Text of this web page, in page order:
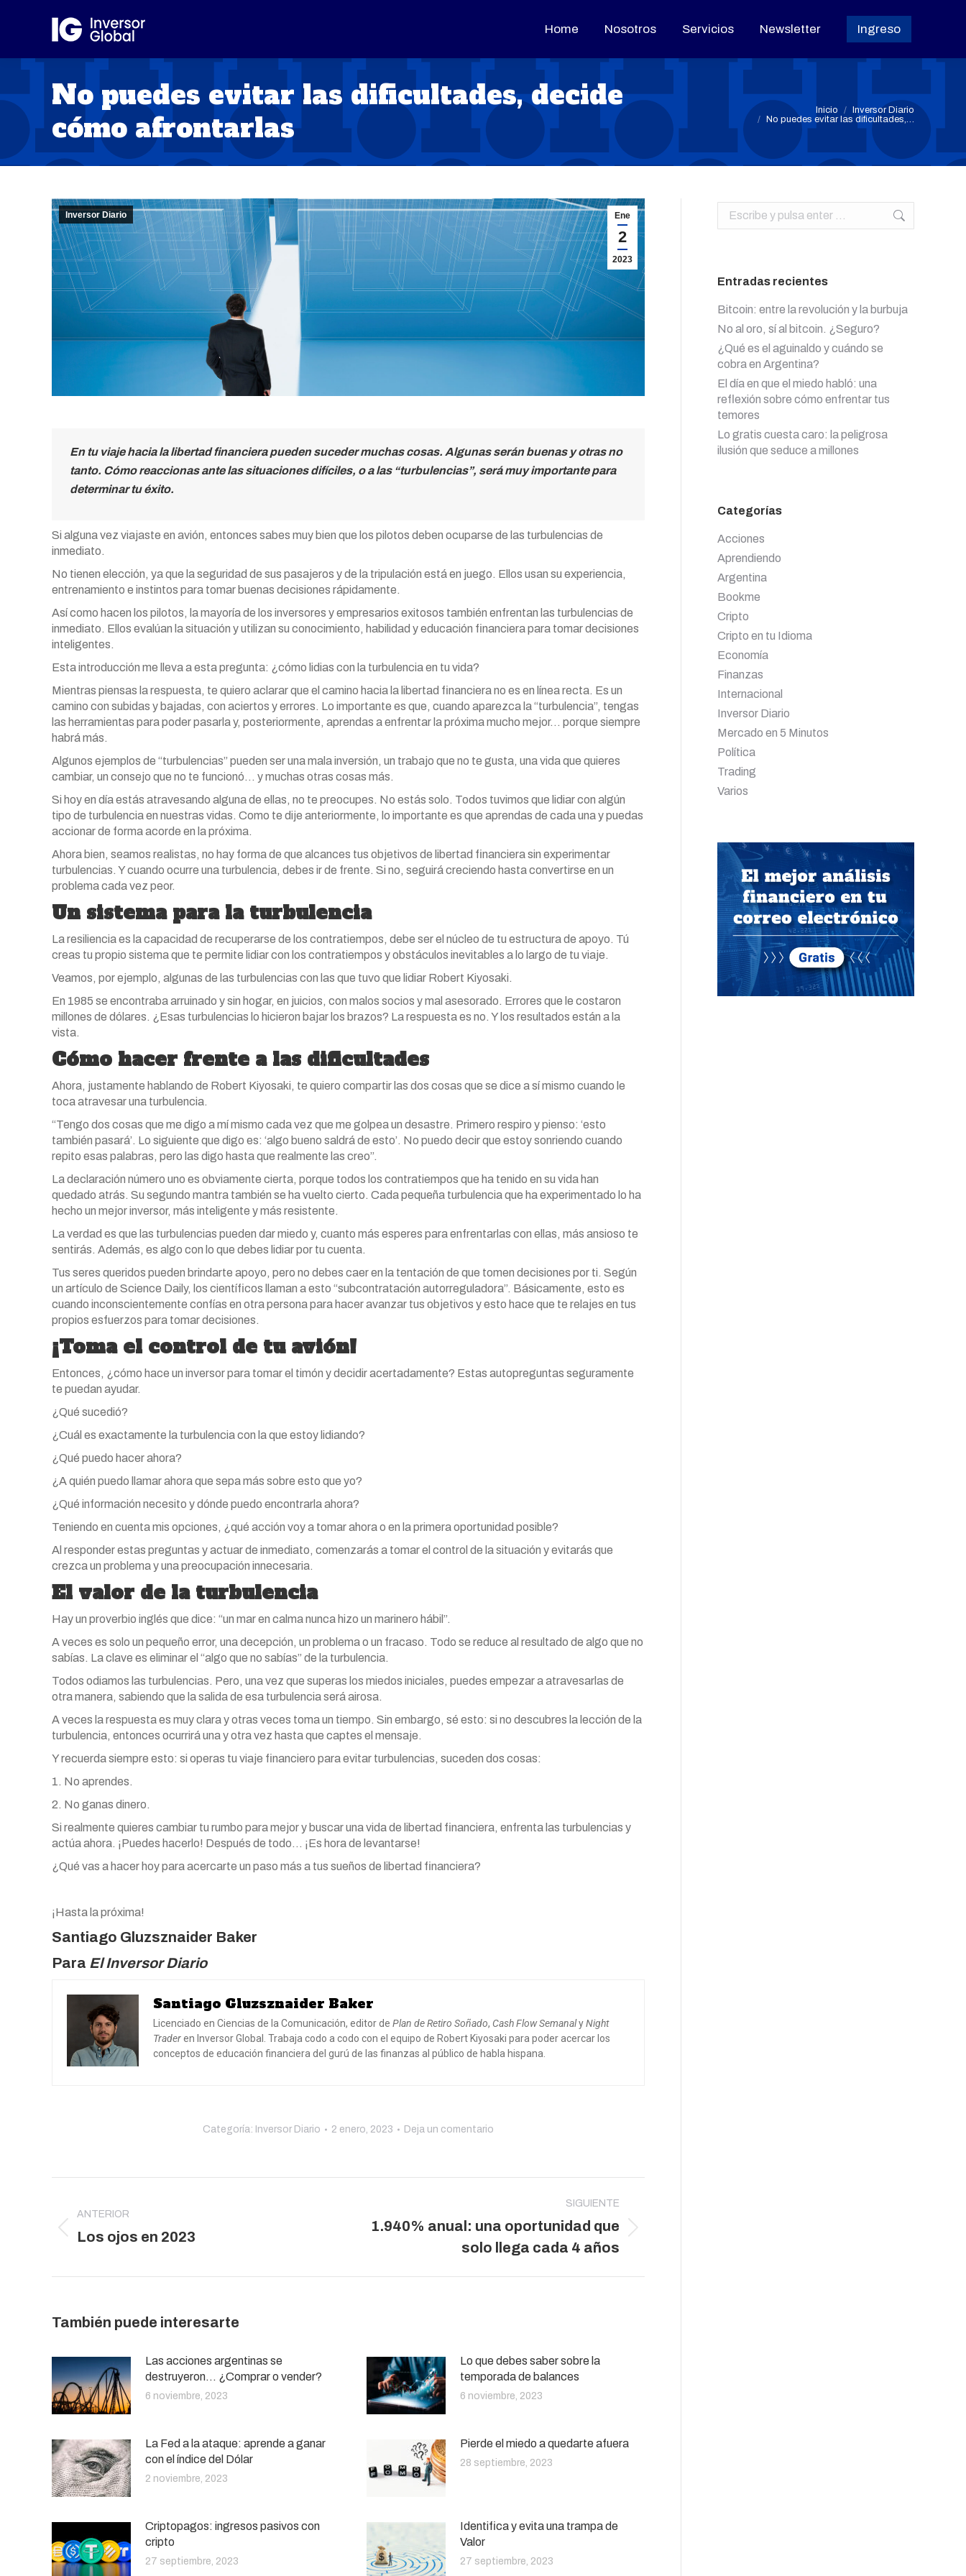
Home Nosotros Servicios Newsletter Ingreso
No puedes evitar las dificultades, decide
cómo afrontarlas
Estás aquí: Inicio
Inversor Diario
No puedes evitar las dificultades,…
Ene
2
2023
Inversor Diario
En tu viaje hacia la libertad financiera pueden suceder muchas cosas. Algunas serán buenas y otras no
tanto. Cómo reaccionas ante las situaciones difíciles, o a las “turbulencias”, será muy importante para
determinar tu éxito.
Si alguna vez viajaste en avión, entonces sabes muy bien que los pilotos deben ocuparse de las turbulencias de
inmediato.
No tienen elección, ya que la seguridad de sus pasajeros y de la tripulación está en juego. Ellos usan su experiencia,
entrenamiento e instintos para tomar buenas decisiones rápidamente.
Así como hacen los pilotos, la mayoría de los inversores y empresarios exitosos también enfrentan las turbulencias de
inmediato. Ellos evalúan la situación y utilizan su conocimiento, habilidad y educación financiera para tomar decisiones
inteligentes.
Esta introducción me lleva a esta pregunta: ¿cómo lidias con la turbulencia en tu vida?
Mientras piensas la respuesta, te quiero aclarar que el camino hacia la libertad financiera no es en línea recta. Es un
camino con subidas y bajadas, con aciertos y errores. Lo importante es que, cuando aparezca la “turbulencia”, tengas
las herramientas para poder pasarla y, posteriormente, aprendas a enfrentar la próxima mucho mejor… porque siempre
habrá más.
Algunos ejemplos de “turbulencias” pueden ser una mala inversión, un trabajo que no te gusta, una vida que quieres
cambiar, un consejo que no te funcionó… y muchas otras cosas más.
Si hoy en día estás atravesando alguna de ellas, no te preocupes. No estás solo. Todos tuvimos que lidiar con algún
tipo de turbulencia en nuestras vidas. Como te dije anteriormente, lo importante es que aprendas de cada una y puedas
accionar de forma acorde en la próxima.
Ahora bien, seamos realistas, no hay forma de que alcances tus objetivos de libertad financiera sin experimentar
turbulencias. Y cuando ocurre una turbulencia, debes ir de frente. Si no, seguirá creciendo hasta convertirse en un
problema cada vez peor.
Un sistema para la turbulencia
La resiliencia es la capacidad de recuperarse de los contratiempos, debe ser el núcleo de tu estructura de apoyo. Tú
creas tu propio sistema que te permite lidiar con los contratiempos y obstáculos inevitables a lo largo de tu viaje.
Veamos, por ejemplo, algunas de las turbulencias con las que tuvo que lidiar Robert Kiyosaki.
En 1985 se encontraba arruinado y sin hogar, en juicios, con malos socios y mal asesorado. Errores que le costaron
millones de dólares. ¿Esas turbulencias lo hicieron bajar los brazos? La respuesta es no. Y los resultados están a la
vista.
Cómo hacer frente a las dificultades
Ahora, justamente hablando de Robert Kiyosaki, te quiero compartir las dos cosas que se dice a sí mismo cuando le
toca atravesar una turbulencia.
“Tengo dos cosas que me digo a mí mismo cada vez que me golpea un desastre. Primero respiro y pienso: ‘esto
también pasará’. Lo siguiente que digo es: ‘algo bueno saldrá de esto’. No puedo decir que estoy sonriendo cuando
repito esas palabras, pero las digo hasta que realmente las creo”.
La declaración número uno es obviamente cierta, porque todos los contratiempos que ha tenido en su vida han
quedado atrás. Su segundo mantra también se ha vuelto cierto. Cada pequeña turbulencia que ha experimentado lo ha
hecho un mejor inversor, más inteligente y más resistente.
La verdad es que las turbulencias pueden dar miedo y, cuanto más esperes para enfrentarlas con ellas, más ansioso te
sentirás. Además, es algo con lo que debes lidiar por tu cuenta.
Tus seres queridos pueden brindarte apoyo, pero no debes caer en la tentación de que tomen decisiones por ti. Según
un artículo de Science Daily, los científicos llaman a esto “subcontratación autorreguladora”. Básicamente, esto es
cuando inconscientemente confías en otra persona para hacer avanzar tus objetivos y esto hace que te relajes en tus
propios esfuerzos para tomar decisiones.
¡Toma el control de tu avión!
Entonces, ¿cómo hace un inversor para tomar el timón y decidir acertadamente? Estas autopreguntas seguramente
te puedan ayudar.
¿Qué sucedió?
¿Cuál es exactamente la turbulencia con la que estoy lidiando?
¿Qué puedo hacer ahora?
¿A quién puedo llamar ahora que sepa más sobre esto que yo?
¿Qué información necesito y dónde puedo encontrarla ahora?
Teniendo en cuenta mis opciones, ¿qué acción voy a tomar ahora o en la primera oportunidad posible?
Al responder estas preguntas y actuar de inmediato, comenzarás a tomar el control de la situación y evitarás que
crezca un problema y una preocupación innecesaria.
El valor de la turbulencia
Hay un proverbio inglés que dice: “un mar en calma nunca hizo un marinero hábil”.
A veces es solo un pequeño error, una decepción, un problema o un fracaso. Todo se reduce al resultado de algo que no
sabías. La clave es eliminar el “algo que no sabías” de la turbulencia.
Todos odiamos las turbulencias. Pero, una vez que superas los miedos iniciales, puedes empezar a atravesarlas de
otra manera, sabiendo que la salida de esa turbulencia será airosa.
A veces la respuesta es muy clara y otras veces toma un tiempo. Sin embargo, sé esto: si no descubres la lección de la
turbulencia, entonces ocurrirá una y otra vez hasta que captes el mensaje.
Y recuerda siempre esto: si operas tu viaje financiero para evitar turbulencias, suceden dos cosas:
1. No aprendes.
2. No ganas dinero.
Si realmente quieres cambiar tu rumbo para mejor y buscar una vida de libertad financiera, enfrenta las turbulencias y
actúa ahora. ¡Puedes hacerlo! Después de todo… ¡Es hora de levantarse!
¿Qué vas a hacer hoy para acercarte un paso más a tus sueños de libertad financiera?
¡Hasta la próxima!
Santiago Gluzsznaider Baker
Para El Inversor Diario
Santiago Gluzsznaider Baker
Licenciado en Ciencias de la Comunicación, editor de Plan de Retiro Soñado, Cash Flow SemanalyNight
Traderen Inversor Global. Trabaja codo a codo con el equipo de Robert Kiyosaki para poder acercar los
conceptos de educación financiera del gurú de las finanzas al público de habla hispana.
Categoría: Inversor Diario 2 enero, 2023 Deja un comentario
entre
publicaciones
ANTERIOR
Publicación
Los ojos en 2023
SIGUIENTE
Publicación
1.940% anual: una oportunidad que
solo llega cada 4 años
También puede interesarte
Las acciones argentinas se
destruyeron… ¿Comprar o vender?
6 noviembre, 2023
Lo que debes saber sobre la
temporada de balances
6 noviembre, 2023
La Fed a la ataque: aprende a ganar
con el índice del Dólar
2 noviembre, 2023
Pierde el miedo a quedarte afuera
28 septiembre, 2023
Criptopagos: ingresos pasivos con
cripto
27 septiembre, 2023
Identifica y evita una trampa de
Valor
27 septiembre, 2023
Buscar:
Entradas recientes
Bitcoin: entre la revolución y la burbuja
No al oro, sí al bitcoin. ¿Seguro?
¿Qué es el aguinaldo y cuándo se
cobra en Argentina?
El día en que el miedo habló: una
reflexión sobre cómo enfrentar tus
temores
Lo gratis cuesta caro: la peligrosa
ilusión que seduce a millones
Categorías
Acciones
Aprendiendo
Argentina
Bookme
Cripto
Cripto en tu Idioma
Economía
Finanzas
Internacional
Inversor Diario
Mercado en 5 Minutos
Política
Trading
Varios
Home Nosotros Servicios Newsletter Ingreso